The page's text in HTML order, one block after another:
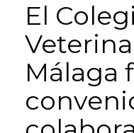
El
Málaga